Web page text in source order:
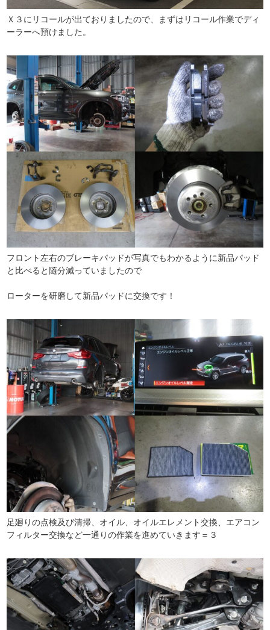
Ｘ３にリコールが出ておりましたので、まずはリコール作業でディ
ーラーへ預けました。
フロント左右のブレーキパッドが写真でもわかるように新品パッド
と比べると随分減っていましたので
ローターを研磨して新品パッドに交換です！
足廻りの点検及び清掃、オイル、オイルエレメント交換、エアコン
フィルター交換など一通りの作業を進めていきます＝３